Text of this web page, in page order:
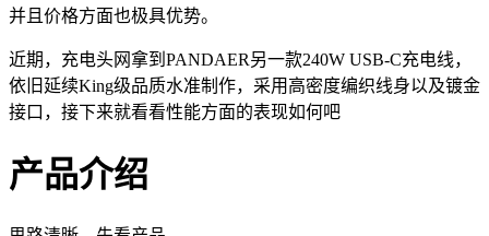
并且价格方面也极具优势。
近期，充电头网拿到PANDAER另一款240W USB-C充电线，
依旧延续King级品质水准制作，采用高密度编织线身以及镀金
接口，接下来就看看性能方面的表现如何吧
产品介绍